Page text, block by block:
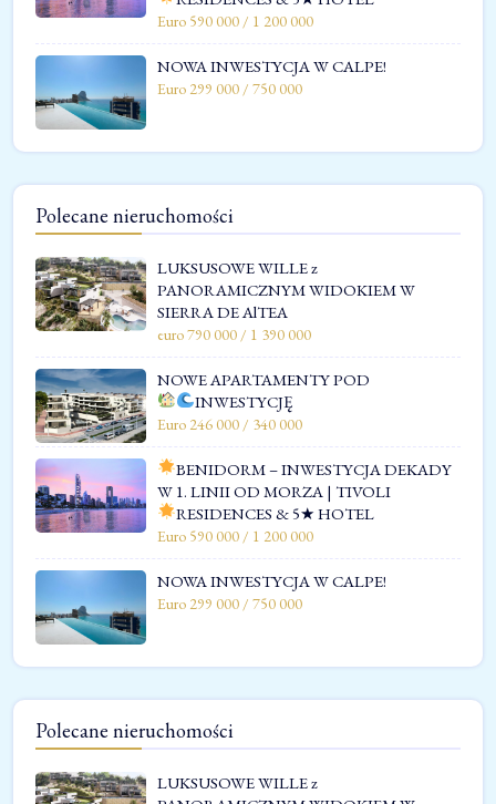
Euro 590 000 / 1 200 000
NOWA INWESTYCJA W CALPE!
Euro 299 000 / 750 000
Polecane nieruchomości
LUKSUSOWE WILLE z
PANORAMICZNYM WIDOKIEM W
SIERRA DE AlTEA
euro 790 000 / 1 390 000
NOWE APARTAMENTY POD
INWESTYCJĘ
Euro 246 000 / 340 000
BENIDORM – INWESTYCJA DEKADY
W 1. LINII OD MORZA | TIVOLI
RESIDENCES & 5★ HOTEL
Euro 590 000 / 1 200 000
NOWA INWESTYCJA W CALPE!
Euro 299 000 / 750 000
Polecane nieruchomości
LUKSUSOWE WILLE z